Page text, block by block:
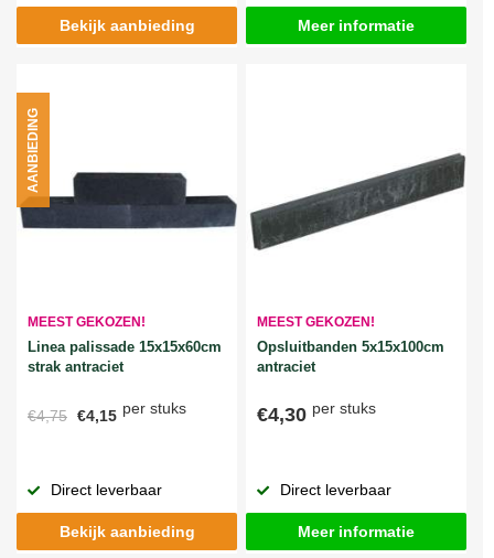
Bekijk aanbieding Meer informatie
MEEST GEKOZEN!
Linea palissade 15x15x60cm
strak antraciet
€4,75 €4,15 per stuks
AANBIEDING
Direct leverbaar
Bekijk aanbieding
MEEST GEKOZEN!
Opsluitbanden 5x15x100cm
antraciet
€4,30 per stuks
Direct leverbaar
Meer informatie